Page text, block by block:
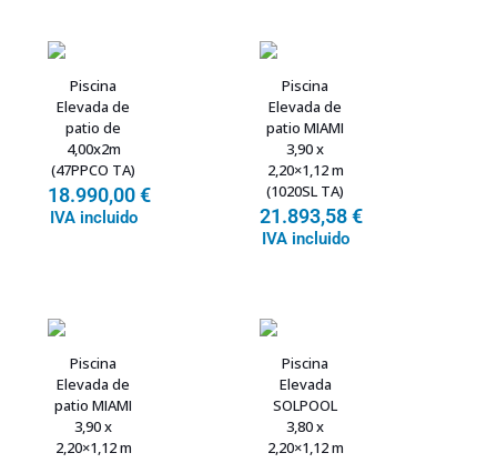
Piscina
Elevada de
patio de
4,00x2m
(47PPCO TA)
18.990,00€
IVA incluido
Piscina
Elevada de
patio MIAMI
3,90 x
2,20×1,12 m
(1020SL TA)
21.893,58€
IVA incluido
Piscina
Elevada de
patio MIAMI
3,90 x
2,20×1,12 m
Piscina
Elevada
SOLPOOL
3,80 x
2,20×1,12 m